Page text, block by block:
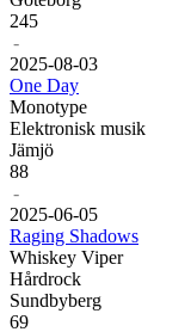
245
-
2025-08-03
One Day
Monotype
Elektronisk musik
Jämjö
88
-
2025-06-05
Raging Shadows
Whiskey Viper
Hårdrock
Sundbyberg
69